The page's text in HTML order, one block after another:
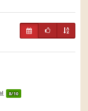
8/10